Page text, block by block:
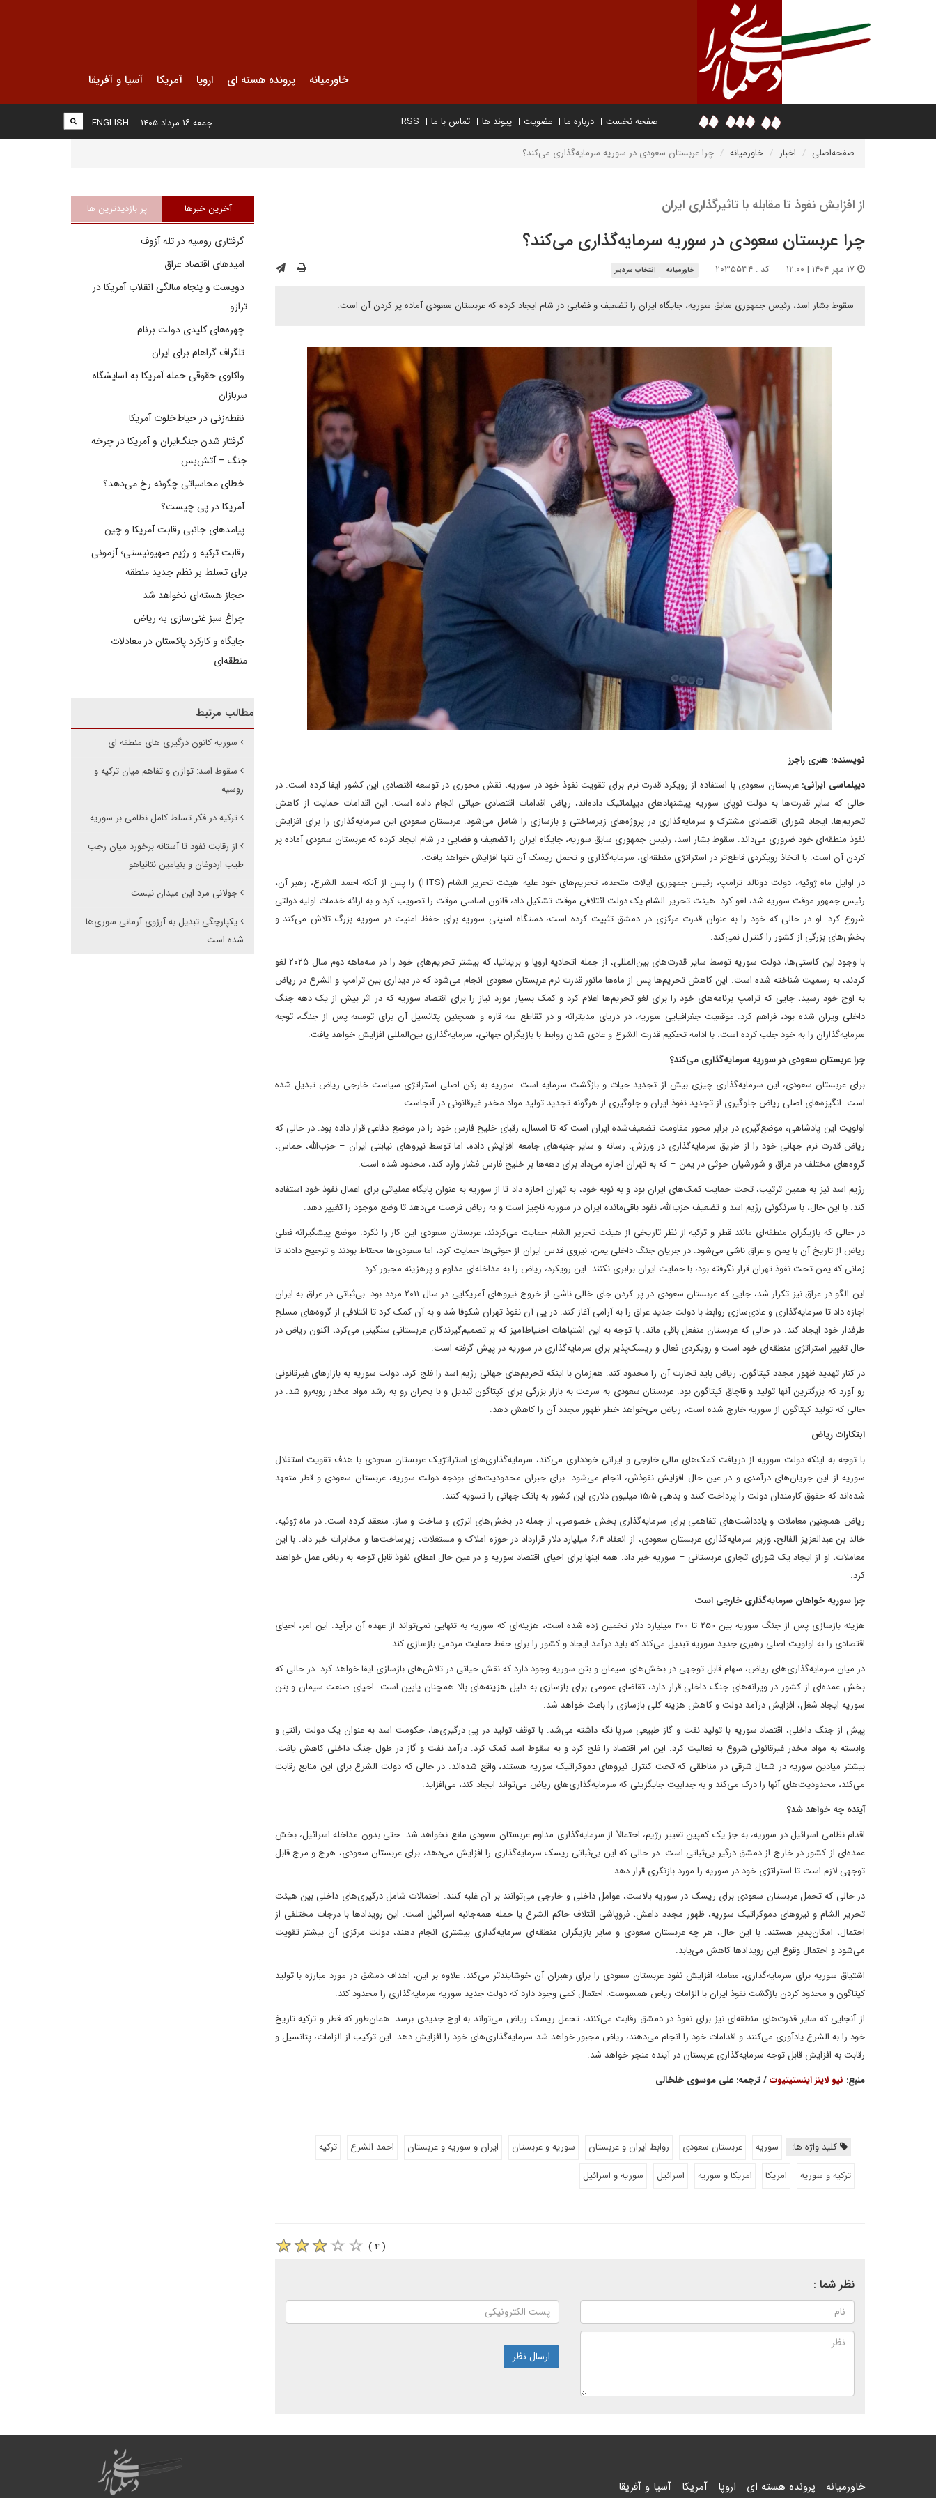
خاورمیانه پرونده هسته ای اروپا آمریکا آسیا و آفریقا
صفحه نخست درباره ما عضویت پیوند ها تماس با ما RSS
ENGLISH جمعه ۱۶ مرداد ۱۴۰۵
صفحه‌اصلی اخبار خاورمیانه چرا عربستان سعودی در سوریه سرمایه‌گذاری می‌کند؟
از افزایش نفوذ تا مقابله با تاثیرگذاری ایران
چرا عربستان سعودی در سوریه سرمایه‌گذاری می‌کند؟
کد : ۲۰۳۵۵۳۴ خاورمیانه انتخاب سردبیر
سقوط بشار اسد، رئیس جمهوری سابق سوریه، جایگاه ایران را تضعیف و فضایی در شام ایجاد کرده که عربستان سعودی آماده پر کردن آن است.
نویسنده: هنری راجرز
دیپلماسی ایرانی: عربستان سعودی با استفاده از رویکرد قدرت نرم برای تقویت نفوذ خود در سوریه، نقش محوری در توسعه اقتصادی این کشور ایفا کرده است. در
حالی که سایر قدرت‌ها به دولت نوپای سوریه پیشنهادهای دیپلماتیک داده‌اند، ریاض اقدامات اقتصادی حیاتی انجام داده است. این اقدامات حمایت از کاهش
تحریم‌ها، ایجاد شورای اقتصادی مشترک و سرمایه‌گذاری در پروژه‌های زیرساختی و بازسازی را شامل می‌شود. عربستان سعودی این سرمایه‌گذاری را برای افزایش
نفوذ منطقه‌ای خود ضروری می‌داند. سقوط بشار اسد، رئیس جمهوری سابق سوریه، جایگاه ایران را تضعیف و فضایی در شام ایجاد کرده که عربستان سعودی آماده پر
کردن آن است. با اتخاذ رویکردی قاطع‌تر در استراتژی منطقه‌ای، سرمایه‌گذاری و تحمل ریسک آن تنها افزایش خواهد یافت.
در اوایل ماه ژوئیه، دولت دونالد ترامپ، رئیس جمهوری ایالات متحده، تحریم‌های خود علیه هیئت تحریر الشام (HTS) را پس از آنکه احمد الشرع، رهبر آن،
رئیس جمهور موقت سوریه شد، لغو کرد. هیئت تحریر الشام یک دولت ائتلافی موقت تشکیل داد، قانون اساسی موقت را تصویب کرد و به ارائه خدمات اولیه دولتی
شروع کرد. او در حالی که خود را به عنوان قدرت مرکزی در دمشق تثبیت کرده است، دستگاه امنیتی سوریه برای حفظ امنیت در سوریه بزرگ تلاش می‌کند و
بخش‌های بزرگی از کشور را کنترل نمی‌کند.
با وجود این کاستی‌ها، دولت سوریه توسط سایر قدرت‌های بین‌المللی، از جمله اتحادیه اروپا و بریتانیا، که بیشتر تحریم‌های خود را در سه‌ماهه دوم سال ۲۰۲۵ لغو
کردند، به رسمیت شناخته شده است. این کاهش تحریم‌ها پس از ماه‌ها مانور قدرت نرم عربستان سعودی انجام می‌شود که در دیداری بین ترامپ و الشرع در ریاض
به اوج خود رسید، جایی که ترامپ برنامه‌های خود را برای لغو تحریم‌ها اعلام کرد و کمک بسیار مورد نیاز را برای اقتصاد سوریه که در اثر بیش از یک دهه جنگ
داخلی ویران شده بود، فراهم کرد. موقعیت جغرافیایی سوریه، در دریای مدیترانه و در تقاطع سه قاره و همچنین پتانسیل آن برای توسعه پس از جنگ، توجه
سرمایه‌گذاران را به خود جلب کرده است. با ادامه تحکیم قدرت الشرع و عادی شدن روابط با بازیگران جهانی، سرمایه‌گذاری بین‌المللی افزایش خواهد یافت.
چرا عربستان سعودی در سوریه سرمایه‌گذاری می‌کند؟
برای عربستان سعودی، این سرمایه‌گذاری چیزی بیش از تجدید حیات و بازگشت سرمایه است. سوریه به رکن اصلی استراتژی سیاست خارجی ریاض تبدیل شده
است. انگیزه‌های اصلی ریاض جلوگیری از تجدید نفوذ ایران و جلوگیری از هرگونه تجدید تولید مواد مخدر غیرقانونی در آنجاست.
اولویت این پادشاهی، موضع‌گیری در برابر محور مقاومت تضعیف‌شده ایران است که تا امسال، رقبای خلیج فارس خود را در موضع دفاعی قرار داده بود. در حالی که
ریاض قدرت نرم جهانی خود را از طریق سرمایه‌گذاری در ورزش، رسانه و سایر جنبه‌های جامعه افزایش داده، اما توسط نیروهای نیابتی ایران – حزب‌الله، حماس،
گروه‌های مختلف در عراق و شورشیان حوثی در یمن – که به تهران اجازه می‌داد برای دهه‌ها بر خلیج فارس فشار وارد کند، محدود شده است.
رژیم اسد نیز به همین ترتیب، تحت حمایت کمک‌های ایران بود و به نوبه خود، به تهران اجازه داد تا از سوریه به عنوان پایگاه عملیاتی برای اعمال نفوذ خود استفاده
کند. با این حال، با سرنگونی رژیم اسد و تضعیف حزب‌الله، نفوذ باقی‌مانده ایران در سوریه ناچیز است و به ریاض فرصت می‌دهد تا وضع موجود را تغییر دهد.
در حالی که بازیگران منطقه‌ای مانند قطر و ترکیه از نظر تاریخی از هیئت تحریر الشام حمایت می‌کردند، عربستان سعودی این کار را نکرد. موضع پیشگیرانه فعلی
ریاض از تاریخ آن با یمن و عراق ناشی می‌شود. در جریان جنگ داخلی یمن، نیروی قدس ایران از حوثی‌ها حمایت کرد، اما سعودی‌ها محتاط بودند و ترجیح دادند تا
زمانی که یمن تحت نفوذ تهران قرار نگرفته بود، با حمایت ایران برابری نکنند. این رویکرد، ریاض را به مداخله‌ای مداوم و پرهزینه مجبور کرد.
این الگو در عراق نیز تکرار شد، جایی که عربستان سعودی در پر کردن جای خالی ناشی از خروج نیروهای آمریکایی در سال ۲۰۱۱ مردد بود. بی‌ثباتی در عراق به ایران
اجازه داد تا سرمایه‌گذاری و عادی‌سازی روابط با دولت جدید عراق را به آرامی آغاز کند. در پی آن نفوذ تهران شکوفا شد و به آن کمک کرد تا ائتلافی از گروه‌های مسلح
طرفدار خود ایجاد کند. در حالی که عربستان منفعل باقی ماند. با توجه به این اشتباهات احتیاط‌آمیز که بر تصمیم‌گیرندگان عربستانی سنگینی می‌کرد، اکنون ریاض در
حال تغییر استراتژی منطقه‌ای خود است و رویکردی فعال و ریسک‌پذیر برای سرمایه‌گذاری در سوریه در پیش گرفته است.
در کنار تهدید ظهور مجدد کپتاگون، ریاض باید تجارت آن را محدود کند. هم‌زمان با اینکه تحریم‌های جهانی رژیم اسد را فلج کرد، دولت سوریه به بازارهای غیرقانونی
رو آورد که بزرگترین آنها تولید و قاچاق کپتاگون بود. عربستان سعودی به سرعت به بازار بزرگی برای کپتاگون تبدیل و با بحران رو به رشد مواد مخدر روبه‌رو شد. در
حالی که تولید کپتاگون از سوریه خارج شده است، ریاض می‌خواهد خطر ظهور مجدد آن را کاهش دهد.
ابتکارات ریاض
با توجه به اینکه دولت سوریه از دریافت کمک‌های مالی خارجی و ایرانی خودداری می‌کند، سرمایه‌گذاری‌های استراتژیک عربستان سعودی با هدف تقویت استقلال
سوریه از این جریان‌های درآمدی و در عین حال افزایش نفوذش، انجام می‌شود. برای جبران محدودیت‌های بودجه دولت سوریه، عربستان سعودی و قطر متعهد
شده‌اند که حقوق کارمندان دولت را پرداخت کنند و بدهی ۱۵٫۵ میلیون دلاری این کشور به بانک جهانی را تسویه کنند.
ریاض همچنین معاملات و یادداشت‌های تفاهمی برای سرمایه‌گذاری بخش خصوصی، از جمله در بخش‌های انرژی و ساخت و ساز، منعقد کرده است. در ماه ژوئیه،
خالد بن عبدالعزیز الفالح، وزیر سرمایه‌گذاری عربستان سعودی، از انعقاد ۶٫۴ میلیارد دلار قرارداد در حوزه املاک و مستغلات، زیرساخت‌ها و مخابرات خبر داد. با این
معاملات، او از ایجاد یک شورای تجاری عربستانی – سوریه خبر داد. همه اینها برای احیای اقتصاد سوریه و در عین حال اعطای نفوذ قابل توجه به ریاض عمل خواهند
کرد.
چرا سوریه خواهان سرمایه‌گذاری خارجی است
هزینه بازسازی پس از جنگ سوریه بین ۲۵۰ تا ۴۰۰ میلیارد دلار تخمین زده شده است، هزینه‌ای که سوریه به تنهایی نمی‌تواند از عهده آن برآید. این امر، احیای
اقتصادی را به اولویت اصلی رهبری جدید سوریه تبدیل می‌کند که باید درآمد ایجاد و کشور را برای حفظ حمایت مردمی بازسازی کند.
در میان سرمایه‌گذاری‌های ریاض، سهام قابل توجهی در بخش‌های سیمان و بتن سوریه وجود دارد که نقش حیاتی در تلاش‌های بازسازی ایفا خواهد کرد. در حالی که
بخش عمده‌ای از کشور در ویرانه‌های جنگ داخلی قرار دارد، تقاضای عمومی برای بازسازی به دلیل هزینه‌های بالا همچنان پایین است. احیای صنعت سیمان و بتن
سوریه ایجاد شغل، افزایش درآمد دولت و کاهش هزینه کلی بازسازی را باعث خواهد شد.
پیش از جنگ داخلی، اقتصاد سوریه با تولید نفت و گاز طبیعی سرپا نگه داشته می‌شد. با توقف تولید در پی درگیری‌ها، حکومت اسد به عنوان یک دولت رانتی و
وابسته به مواد مخدر غیرقانونی شروع به فعالیت کرد. این امر اقتصاد را فلج کرد و به سقوط اسد کمک کرد. درآمد نفت و گاز در طول جنگ داخلی کاهش یافت.
بیشتر میادین سوریه در شمال شرقی در مناطقی که تحت کنترل نیروهای دموکراتیک سوریه هستند، واقع شده‌اند. در حالی که دولت الشرع برای این منابع رقابت
می‌کند، محدودیت‌های آنها را درک می‌کند و به جذابیت جایگزینی که سرمایه‌گذاری‌های ریاض می‌تواند ایجاد کند، می‌افزاید.
آینده چه خواهد شد؟
اقدام نظامی اسرائیل در سوریه، به جز یک کمپین تغییر رژیم، احتمالاً از سرمایه‌گذاری مداوم عربستان سعودی مانع نخواهد شد. حتی بدون مداخله اسرائیل، بخش
عمده‌ای از کشور در خارج از دمشق درگیر بی‌ثباتی است. در حالی که این بی‌ثباتی ریسک سرمایه‌گذاری را افزایش می‌دهد، برای عربستان سعودی، هرج و مرج قابل
توجهی لازم است تا استراتژی خود در سوریه را مورد بازنگری قرار دهد.
در حالی که تحمل عربستان سعودی برای ریسک در سوریه بالاست، عوامل داخلی و خارجی می‌توانند بر آن غلبه کنند. احتمالات شامل درگیری‌های داخلی بین هیئت
تحریر الشام و نیروهای دموکراتیک سوریه، ظهور مجدد داعش، فروپاشی ائتلاف حاکم الشرع یا حمله همه‌جانبه اسرائیل است. این رویدادها با درجات مختلفی از
احتمال، امکان‌پذیر هستند. با این حال، هر چه عربستان سعودی و سایر بازیگران منطقه‌ای سرمایه‌گذاری بیشتری انجام دهند، دولت مرکزی آن بیشتر تقویت
می‌شود و احتمال وقوع این رویدادها کاهش می‌یابد.
اشتیاق سوریه برای سرمایه‌گذاری، معامله افزایش نفوذ عربستان سعودی را برای رهبران آن خوشایندتر می‌کند. علاوه بر این، اهداف دمشق در مورد مبارزه با تولید
کپتاگون و محدود کردن بازگشت نفوذ ایران با الزامات ریاض همسوست. احتمال کمی وجود دارد که دولت جدید سوریه سرمایه‌گذاری را محدود کند.
از آنجایی که سایر قدرت‌های منطقه‌ای نیز برای نفوذ در دمشق رقابت می‌کنند، تحمل ریسک ریاض می‌تواند به اوج جدیدی برسد. همان‌طور که قطر و ترکیه تاریخ
خود را به الشرع یادآوری می‌کنند و اقدامات خود را انجام می‌دهند، ریاض مجبور خواهد شد سرمایه‌گذاری‌های خود را افزایش دهد. این ترکیب از الزامات، پتانسیل و
رقابت به افزایش قابل توجه سرمایه‌گذاری عربستان در آینده منجر خواهد شد.
منبع: نیو لاینز اینستیتیوت/ ترجمه: علی موسوی خلخالی
کلید واژه ها: سوریه عربستان سعودی روابط ایران و عربستان سوریه و عربستان ایران و سوریه و عربستان احمد الشرع
ترکیه
ترکیه و سوریه
امریکا امریکا و سوریه اسرائیل سوریه و اسرائیل
( ۴ )
نظر شما :
ارسال نظر
آخرین خبرها پر بازدیدترین ها
گرفتاری روسیه در تله آزوف
امیدهای اقتصاد عراق
دویست و پنجاه سالگی انقلاب آمریکا در
ترازو
چهره‌های کلیدی دولت برنام
تلگراف گراهام برای ایران
واکاوی حقوقی حمله آمریکا به آسایشگاه
سربازان
نقطه‌زنی در حیاط‌خلوت آمریکا
گرفتار شدن جنگ‌ایران و آمریکا در چرخه
جنگ – آتش‌بس
خطای محاسباتی چگونه رخ می‌دهد؟
آمریکا در پی چیست؟
پیامدهای جانبی رقابت آمریکا و چین
رقابت ترکیه و رژیم صهیونیستی؛ آزمونی
برای تسلط بر نظم جدید منطقه
حجاز هسته‌ای نخواهد شد
چراغ سبز غنی‌سازی به ریاض
جایگاه و کارکرد پاکستان در معادلات
منطقه‌ای
مطالب مرتبط
سوریه کانون درگیری های منطقه ای
سقوط اسد: توازن و تفاهم میان ترکیه و
روسیه
ترکیه در فکر تسلط کامل نظامی بر سوریه
از رقابت نفوذ تا آستانه برخورد میان رجب
طیب اردوغان و بنیامین نتانیاهو
جولانی مرد این میدان نیست
یکپارچگی تبدیل به آرزوی آرمانی سوری‌ها
شده است
خاورمیانه پرونده هسته ای اروپا آمریکا آسیا و آفریقا